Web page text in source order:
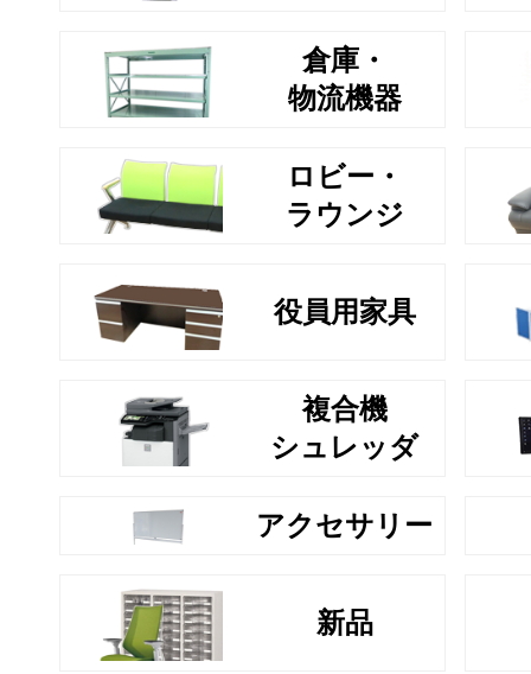
倉庫・
物流機器
ロビー・
ラウンジ
役員用家具
複合機
シュレッダ
アクセサリー
新品